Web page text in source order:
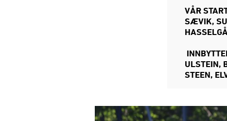
VÅR
SÆVIK,
ULSTEIN,
STEEN,